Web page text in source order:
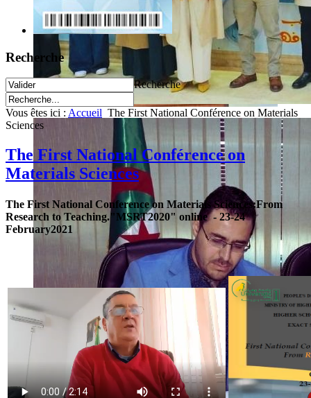
Recherche
Recherche
Vous êtes ici : Accueil The First National Conférence on Materials
Sciences
The First National Conférence on
Materials Sciences
The First National Conference on Materials Sciences:From
Research to Teaching."MSRT2020" online - 23-24
February2021